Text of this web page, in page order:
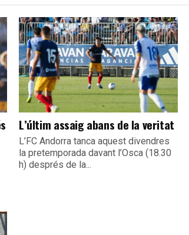
L’últim assaig abans de la veritat
L’FC Andorra tanca aquest divendres
la pretemporada davant l’Osca (18.30
h) després de la...